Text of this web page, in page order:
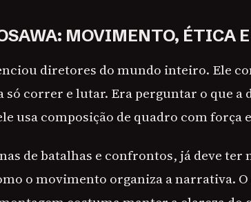
MOVIMENTO, ÉTICA
diretores do mundo inteiro. Ele
só correr e lutar. Era perguntar o que a
usa composição de quadro com força
de batalhas e confrontos, já deve ter
o movimento organiza a narrativa.